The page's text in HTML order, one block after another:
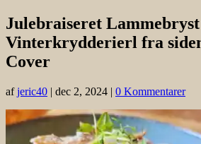
Julebraiseret
Vinterkrydderierl fra
Cover
afjeric40 | dec 2, 2024 | 0 Kommentarer